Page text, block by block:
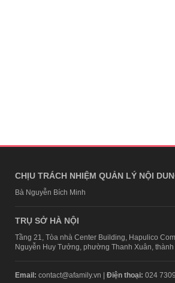
CHỊU TRÁCH NHIỆM QUẢN LÝ NỘI
Bà Nguyễn Bích Minh
TRỤ SỞ HÀ NỘI
Tầng 21, Tòa nhà Center Building, Hapulico
Nguyễn Huy Tưởng, phường Thanh Xuân,
Email: contact@afamily.vn | Điện thoại: 024